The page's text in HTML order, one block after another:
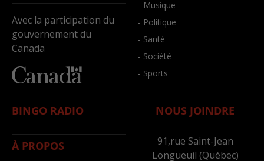
Avec la participation du
gouvernement du
Canada
- Musique
- Politique
- Santé
- Société
- Sports
BINGO RADIO
À PROPOS
NOUS JOINDRE
91,rue Saint-Jean
Longueuil (Québec)